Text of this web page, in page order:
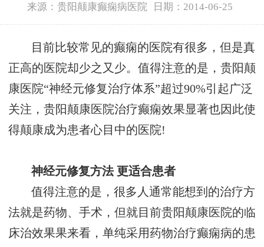
来源：贵阳颠康癫痫病医院 日期：2014-06-25
目前比较常见的癫痫的医院有很多，但是真
正高的医院却少之又少。值得注意的是，贵阳颠
康医院“神经元修复治疗体系”超过90%引起广泛
关注，贵阳颠康医院治疗癫痫效果显著也因此使
得颠康成为患者心目中的医院!
神经元修复方法 更适合患者
值得注意的是，很多人通常能想到的治疗方
法就是药物、手术，但就目前贵阳颠康医院的临
床治效果果来看，单纯采用药物治疗癫痫病的患